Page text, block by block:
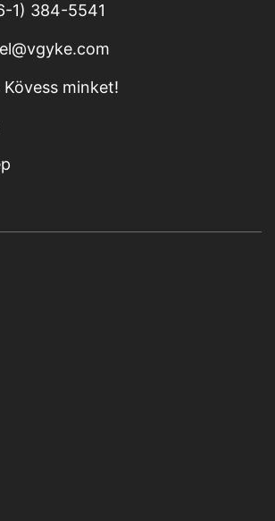
1) 384-5541
Kövess minket!